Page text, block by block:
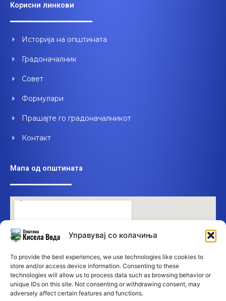
Управувај со колачиња
To provide the best experiences, we use technologies like cookies to
store and/or access device information. Consenting to these
technologies will allow us to process data such as browsing behavior or
unique IDs on this site. Not consenting or withdrawing consent, may
adversely affect certain features and functions.
b
o
k
u
b
e
d
n
Корисни линкови
Историја на општината
Градоначалник
Совет
Формулари
Прашајте го градоначалникот
Контакт
Мапа од општината